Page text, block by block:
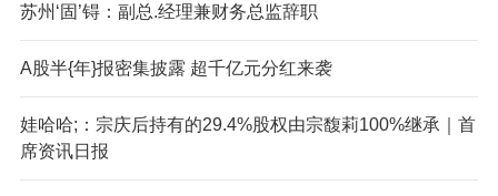
苏州‘固’锝：副总.经理兼财务总监辞职
A股半{年}报密集披露 超千亿元分红来袭
娃哈哈;：宗庆后持有的29.4%股权由宗馥莉100%继承｜首
席资讯日报